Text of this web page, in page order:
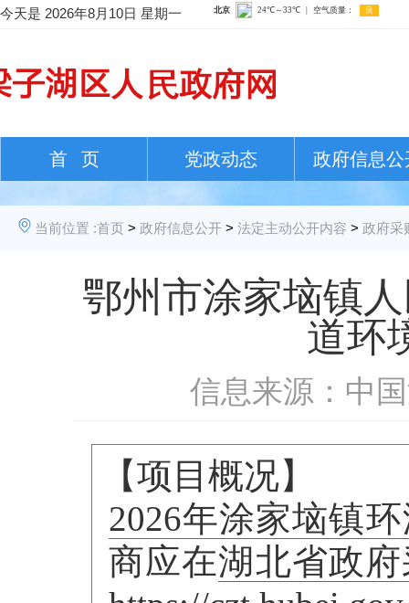
今天是 2026年8月10日 星期一
首 页 党政动态 政府信息公
当前位置 :首页 > 政府信息公开 > 法定主动公开内容 > 政府采
鄂州市涂家垴镇
道环
信息来源：中
【项目概况】
2026年涂家垴镇
商应在湖北省政